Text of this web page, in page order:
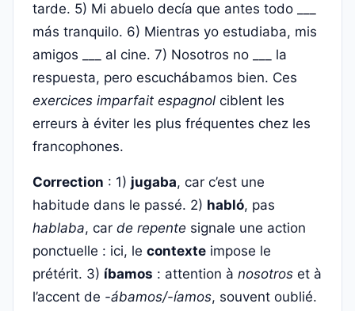
tarde. 5) Mi abuelo decía que antes todo ___
más tranquilo. 6) Mientras yo estudiaba, mis
amigos ___ al cine. 7) Nosotros no ___ la
respuesta, pero escuchábamos bien. Ces
exercices imparfait espagnol ciblent les
erreurs à éviter les plus fréquentes chez les
francophones.
Correction : 1) jugaba, car c’est une
habitude dans le passé. 2) habló, pas
hablaba, car de repente signale une action
ponctuelle : ici, le contexte impose le
prétérit. 3) íbamos : attention à nosotros et à
l’accent de -ábamos/-íamos, souvent oublié.